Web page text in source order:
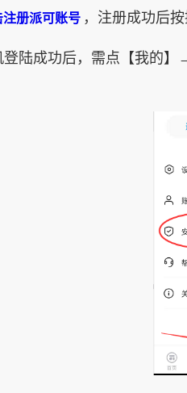
注册派可账号 ，注册成功后
登陆成功后，需点【我的